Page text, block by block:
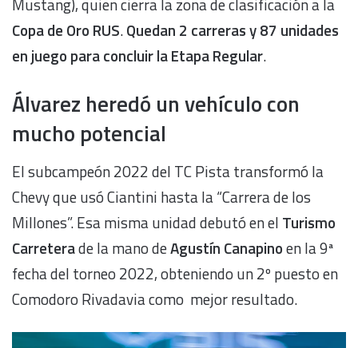
Copa de Oro RUS.Quedan 2 carreras y 87 unidades
en juego para concluir la Etapa Regular.
Álvarez heredó un vehículo con
mucho potencial
El subcampeón 2022 del TC Pista transformó la
Chevy que usó Ciantini hasta la “Carrera de los
Millones”. Esa misma unidad debutó en el Turismo
Carreterade la mano deAgustín Canapinoen la 9ª
fecha del torneo 2022, obteniendo un 2º puesto en
Comodoro Rivadavia como mejor resultado.